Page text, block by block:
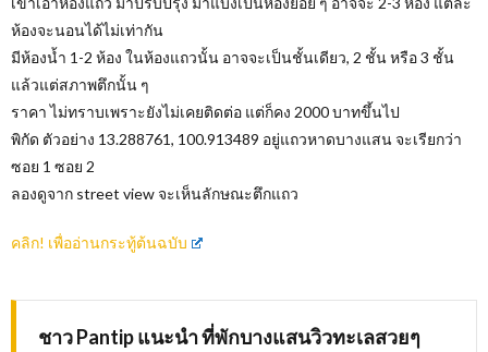
ห้องจะนอนได้ไม่เท่ากัน
มีห้องน้ำ 1-2 ห้อง ในห้องแถวนั้น อาจจะเป็นชั้นเดียว, 2 ชั้น หรือ 3 ชั้น
แล้วแต่สภาพตึกนั้น ๆ
ราคา ไม่ทราบเพราะยังไม่เคยติดต่อ แต่ก็คง 2000 บาทขึ้นไป
พิกัด ตัวอย่าง 13.288761, 100.913489 อยู่แถวหาดบางแสน จะเรียกว่า
ซอย 1 ซอย 2
ลองดูจาก street view จะเห็นลักษณะตึกแถว
คลิก! เพื่ออ่านกระทู้ต้นฉบับ
ชาว Pantip แนะนำ ที่พักบางแสนวิวทะเลสวยๆ